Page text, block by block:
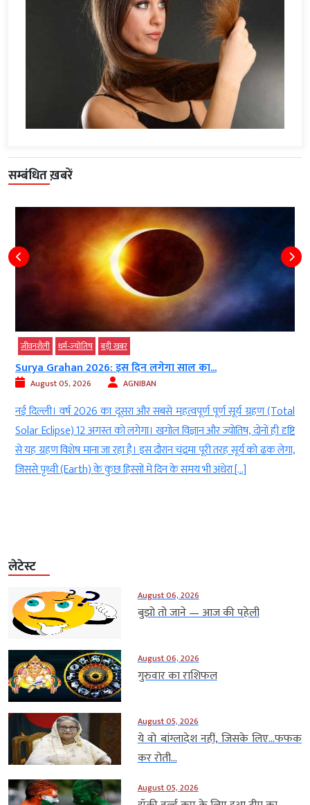
सम्बंधित ख़बरें
जीवनशैली धर्म-ज्‍योतिष बड़ी खबर
Surya Grahan 2026: इस दिन लगेगा साल का...
August 05, 2026 AGNIBAN
नई दिल्ली। वर्ष 2026 का दूसरा और सबसे महत्वपूर्ण पूर्ण सूर्य ग्रहण (Total
Solar Eclipse) 12 अगस्त को लगेगा। खगोल विज्ञान और ज्योतिष, दोनों ही दृष्टि
से यह ग्रहण विशेष माना जा रहा है। इस दौरान चंद्रमा पूरी तरह सूर्य को ढक लेगा,
जिससे पृथ्वी (Earth) के कुछ हिस्सों में दिन के समय भी अंधेरा […]
लेटेस्ट
August 06, 2026
बुझो तो जाने — आज की पहेली
August 06, 2026
गुरुवार का राशिफल
August 05, 2026
ये वो बांग्लादेश नहीं, जिसके लिए…फफक
कर रोती...
August 05, 2026